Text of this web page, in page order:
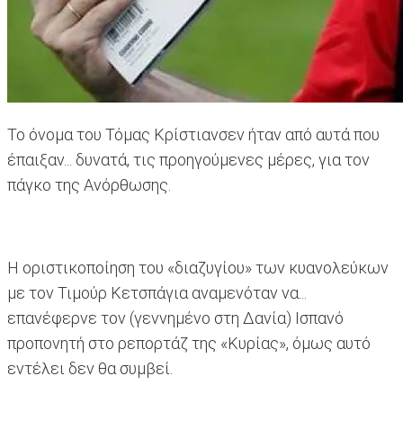
Το όνομα του Τόμας Κρίστιανσεν ήταν από αυτά που
έπαιξαν... δυνατά, τις προηγούμενες μέρες, για τον
πάγκο της Ανόρθωσης.
Η οριστικοποίηση του «διαζυγίου» των κυανολεύκων
με τον Τιμούρ Κετσπάγια αναμενόταν να...
επανέφερνε τον (γεννημένο στη Δανία) Ισπανό
προπονητή στο ρεπορτάζ της «Κυρίας», όμως αυτό
εντέλει δεν θα συμβεί.